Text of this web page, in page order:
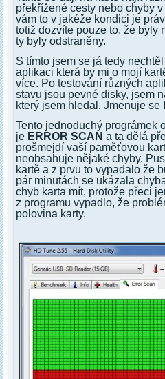
překřížené cesty nebo chyby
vám to v jakéže kondici je
totiž dozvíte pouze to, že byly
ty byly odstraněny.
S tímto jsem se já tedy
aplikaci která by mi o mojí
více. Po testování různých
stavu jsou pevné disky, jsem
který jsem hledal. Jmenuje se
Tento jednoduchý prográmek
je ERROR SCAN a ta dělá
prošmejdí vaší paměťovou
neobsahuje nějaké chyby.
kartě a z prvu to vypadalo že
pár minutách se ukázala
chyb karta mít, protože přeci
z programu vypadlo, že
polovina karty.